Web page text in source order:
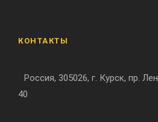
КОНТАКТЫ
Россия, 305026, г. Курск, пр.
40